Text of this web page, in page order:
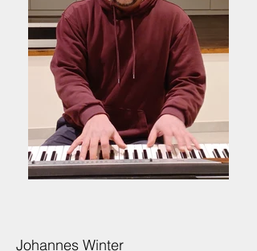
Johannes Winter